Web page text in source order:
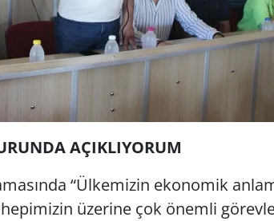
AÇIKLIYORUM
“Ülkemizin ekonomik
üzerine çok önemli